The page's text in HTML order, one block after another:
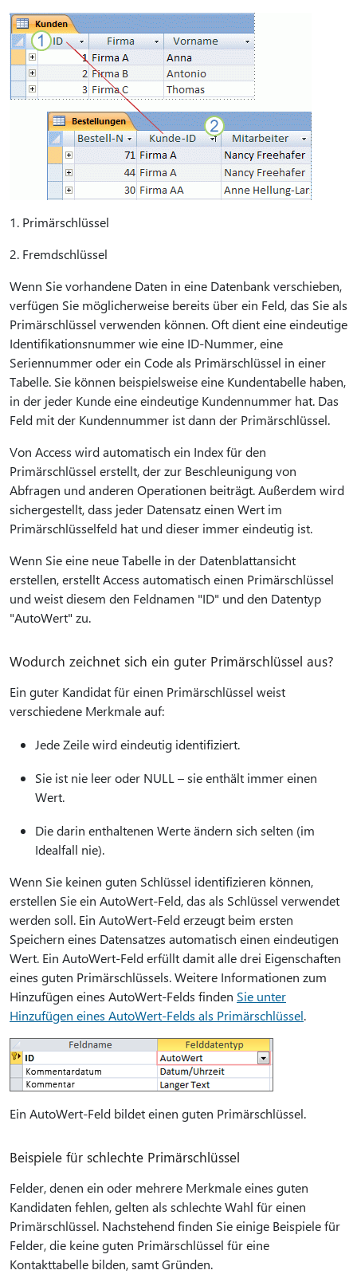
1. Primärschlüssel
2. Fremdschlüssel
Wenn Sie vorhandene Daten in eine Datenbank verschieben,
verfügen Sie möglicherweise bereits über ein Feld, das Sie als
Primärschlüssel verwenden können. Oft dient eine eindeutige
Identifikationsnummer wie eine ID-Nummer, eine
Seriennummer oder ein Code als Primärschlüssel in einer
Tabelle. Sie können beispielsweise eine Kundentabelle haben,
in der jeder Kunde eine eindeutige Kundennummer hat. Das
Feld mit der Kundennummer ist dann der Primärschlüssel.
Von Access wird automatisch ein Index für den
Primärschlüssel erstellt, der zur Beschleunigung von
Abfragen und anderen Operationen beiträgt. Außerdem wird
sichergestellt, dass jeder Datensatz einen Wert im
Primärschlüsselfeld hat und dieser immer eindeutig ist.
Wenn Sie eine neue Tabelle in der Datenblattansicht
erstellen, erstellt Access automatisch einen Primärschlüssel
und weist diesem den Feldnamen "ID" und den Datentyp
"AutoWert" zu.
Wodurch zeichnet sich ein guter Primärschlüssel aus?
Ein guter Kandidat für einen Primärschlüssel weist
verschiedene Merkmale auf:
Jede Zeile wird eindeutig identifiziert.
Sie ist nie leer oder NULL – sie enthält immer einen
Wert.
Die darin enthaltenen Werte ändern sich selten (im
Idealfall nie).
Wenn Sie keinen guten Schlüssel identifizieren können,
erstellen Sie ein AutoWert-Feld, das als Schlüssel verwendet
werden soll. Ein AutoWert-Feld erzeugt beim ersten
Speichern eines Datensatzes automatisch einen eindeutigen
Wert. Ein AutoWert-Feld erfüllt damit alle drei Eigenschaften
eines guten Primärschlüssels. Weitere Informationen zum
Hinzufügen eines AutoWert-Felds finden Sie unter
Hinzufügen eines AutoWert-Felds als Primärschlüssel.
Ein AutoWert-Feld bildet einen guten Primärschlüssel.
Beispiele für schlechte Primärschlüssel
Felder, denen ein oder mehrere Merkmale eines guten
Kandidaten fehlen, gelten als schlechte Wahl für einen
Primärschlüssel. Nachstehend finden Sie einige Beispiele für
Felder, die keine guten Primärschlüssel für eine
Kontakttabelle bilden, samt Gründen.